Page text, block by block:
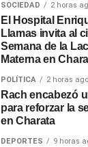
SOCIEDAD 2 horas
El Hospital
Llamas invita al
Semana de la
Materna en
POLÍTICA 2 horas ago
Rach encabezó
para reforzar la
en Charata
DEPORTES 9 horas